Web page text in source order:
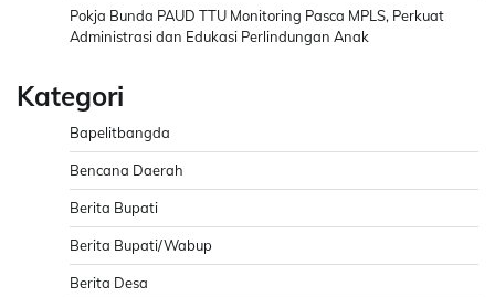
Pokja Bunda PAUD TTU Monitoring Pasca MPLS, Perkuat
Administrasi dan Edukasi Perlindungan Anak
Kategori
Bapelitbangda
Bencana Daerah
Berita Bupati
Berita Bupati/Wabup
Berita Desa